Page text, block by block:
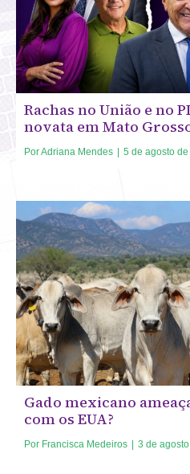
Rachas no União e no
novata em Mato
PorAdriana Mendes 5 de agosto
Gado mexicano
com os EUA?
Por Francisca Medeiros 3 de